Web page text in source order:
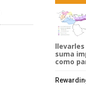
suma
como